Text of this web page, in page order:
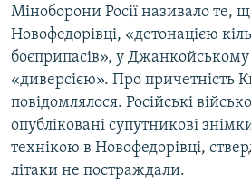
Міноборони Росії називало те,
Новофедорівці, «детонацією
боєприпасів», у Джанкойському
«диверсією». Про причетність
повідомлялося. Російські
опубліковані супутникові
технікою в Новофедорівці,
літаки не постраждали.